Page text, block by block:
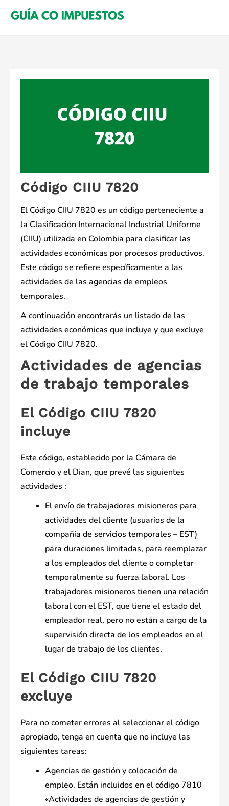
Código CIIU 7820
El Código CIIU 7820 es un código perteneciente a
la Clasificación Internacional Industrial Uniforme
(CIIU) utilizada en Colombia para clasificar las
actividades económicas por procesos productivos.
Este código se refiere específicamente a las
actividades de las agencias de empleos
temporales.
A continuación encontrarás un listado de las
actividades económicas que incluye y que excluye
el Código CIIU 7820.
Actividades de agencias
de trabajo temporales
El Código CIIU 7820
incluye
Este código, establecido por la Cámara de
Comercio y el Dian, que prevé las siguientes
actividades :
El envío de trabajadores misioneros para
actividades del cliente (usuarios de la
compañía de servicios temporales – EST)
para duraciones limitadas, para reemplazar
a los empleados del cliente o completar
temporalmente su fuerza laboral. Los
trabajadores misioneros tienen una relación
laboral con el EST, que tiene el estado del
empleador real, pero no están a cargo de la
supervisión directa de los empleados en el
lugar de trabajo de los clientes.
El Código CIIU 7820
excluye
Para no cometer errores al seleccionar el código
apropiado, tenga en cuenta que no incluye las
siguientes tareas:
Agencias de gestión y colocación de
empleo. Están incluidos en el código 7810
«Actividades de agencias de gestión y